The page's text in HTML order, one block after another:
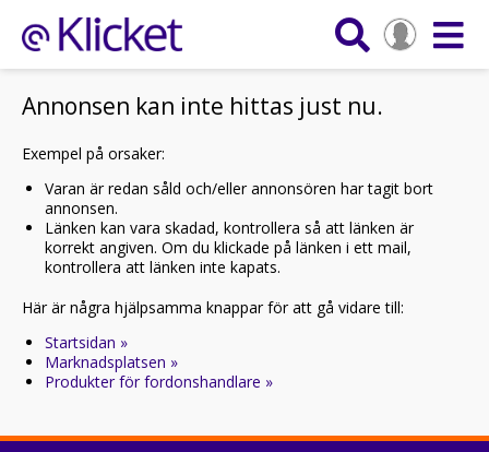
Annonsen kan inte hittas just nu.
Exempel på orsaker:
Varan är redan såld och/eller annonsören har tagit bort
annonsen.
Länken kan vara skadad, kontrollera så att länken är
korrekt angiven. Om du klickade på länken i ett mail,
kontrollera att länken inte kapats.
Här är några hjälpsamma knappar för att gå vidare till:
Startsidan »
Marknadsplatsen »
Produkter för fordonshandlare »